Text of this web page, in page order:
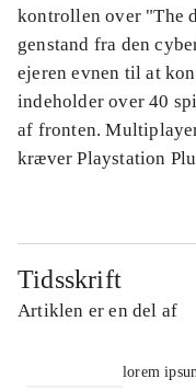
kontrollen over "The
genstand fra den
ejeren evnen til at
indeholder over 40
af fronten.
kræver Playstation
Tidsskrift
Artiklen er en del af
lorem